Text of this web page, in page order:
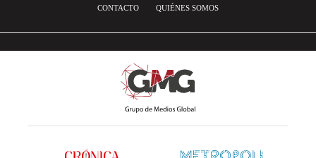
CONTACTO
QUIÉNES SOMOS